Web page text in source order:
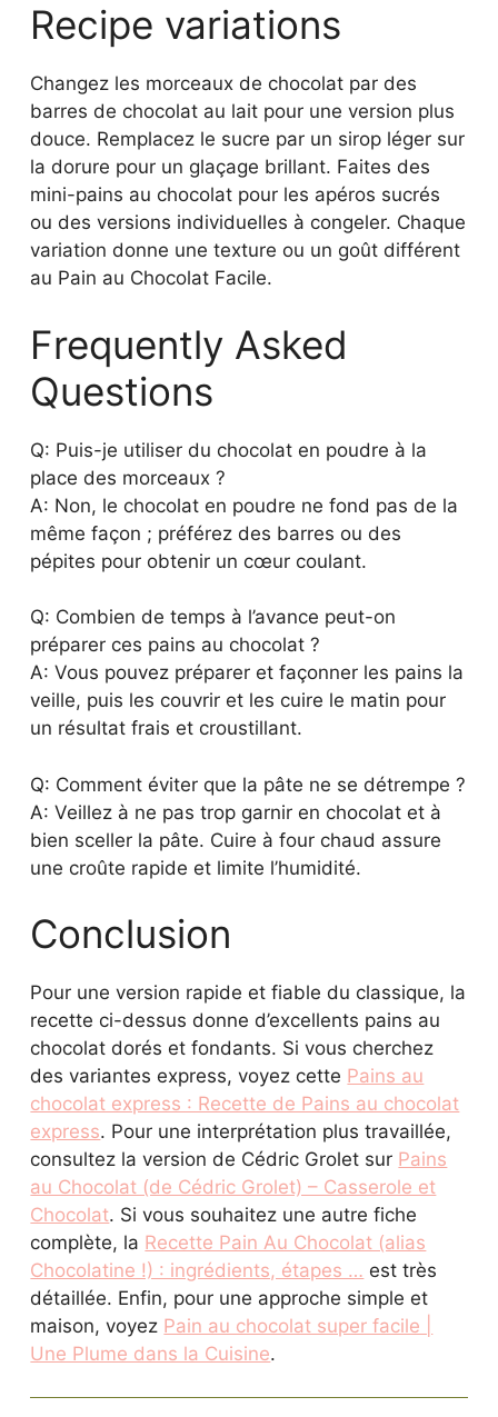
Recipe variations
Changez les morceaux de chocolat par des
barres de chocolat au lait pour une version plus
douce. Remplacez le sucre par un sirop léger sur
la dorure pour un glaçage brillant. Faites des
mini-pains au chocolat pour les apéros sucrés
ou des versions individuelles à congeler. Chaque
variation donne une texture ou un goût différent
au Pain au Chocolat Facile.
Frequently Asked
Questions
Q: Puis-je utiliser du chocolat en poudre à la
place des morceaux ?
A: Non, le chocolat en poudre ne fond pas de la
même façon ; préférez des barres ou des
pépites pour obtenir un cœur coulant.
Q: Combien de temps à l’avance peut-on
préparer ces pains au chocolat ?
A: Vous pouvez préparer et façonner les pains la
veille, puis les couvrir et les cuire le matin pour
un résultat frais et croustillant.
Q: Comment éviter que la pâte ne se détrempe ?
A: Veillez à ne pas trop garnir en chocolat et à
bien sceller la pâte. Cuire à four chaud assure
une croûte rapide et limite l’humidité.
Conclusion
Pour une version rapide et fiable du classique, la
recette ci-dessus donne d’excellents pains au
chocolat dorés et fondants. Si vous cherchez
des variantes express, voyez cette Pains au
chocolat express : Recette de Pains au chocolat
express. Pour une interprétation plus travaillée,
consultez la version de Cédric Grolet sur Pains
au Chocolat (de Cédric Grolet) – Casserole et
Chocolat. Si vous souhaitez une autre fiche
complète, la Recette Pain Au Chocolat (alias
Chocolatine !) : ingrédients, étapes … est très
détaillée. Enfin, pour une approche simple et
maison, voyez Pain au chocolat super facile |
Une Plume dans la Cuisine.